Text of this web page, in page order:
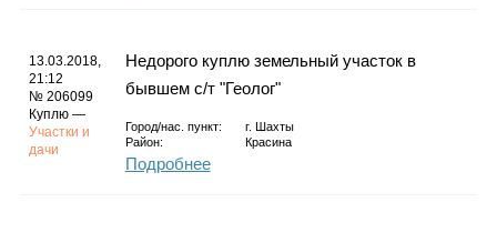
13.03.2018,
21:12
№ 206099
Куплю —
Участки и
дачи
Недорого куплю земельный участок в
бывшем с/т "Геолог"
Город/нас. пункт: г.
Шахты
Район:
Красина
Подробнее